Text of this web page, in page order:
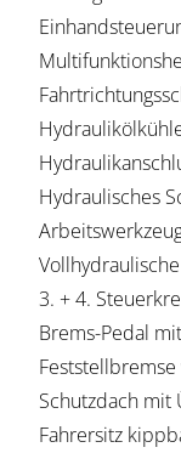
Hydraulisches
3. + 4.
Brems-Pedal
Schutzdach
Fahrersitz